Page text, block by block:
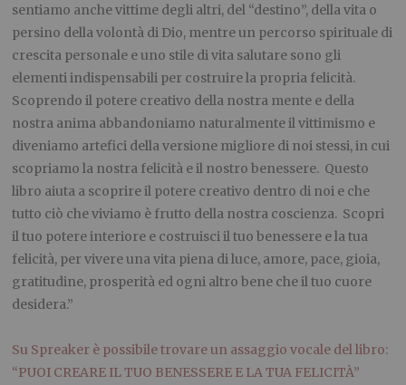
sentiamo anche vittime degli altri, del “destino”, della vita o
persino della volontà di Dio, mentre un percorso spirituale di
crescita personale e uno stile di vita salutare sono gli
elementi indispensabili per costruire la propria felicità.
Scoprendo il potere creativo della nostra mente e della
nostra anima abbandoniamo naturalmente il vittimismo e
diveniamo artefici della versione migliore di noi stessi, in cui
scopriamo la nostra felicità e il nostro benessere. Questo
libro aiuta a scoprire il potere creativo dentro di noi e che
tutto ciò che viviamo è frutto della nostra coscienza. Scopri
il tuo potere interiore e costruisci il tuo benessere e la tua
felicità, per vivere una vita piena di luce, amore, pace, gioia,
gratitudine, prosperità ed ogni altro bene che il tuo cuore
desidera.”
Su Spreaker è possibile trovare un assaggio vocale del libro:
“PUOI CREARE IL TUO BENESSERE E LA TUA FELICITÀ”